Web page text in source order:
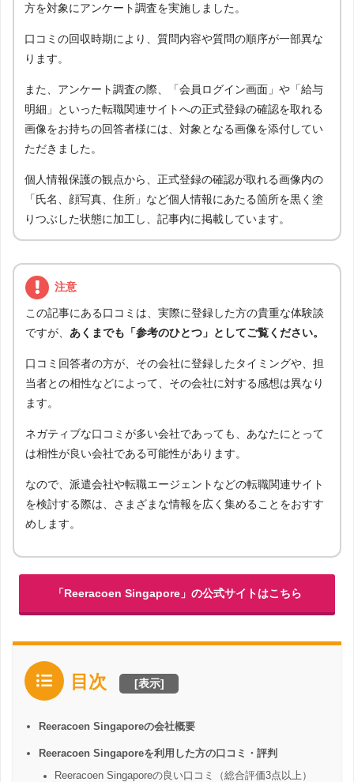
方を対象にアンケート調査を実施しました。
口コミの回収時期により、質問内容や質問の順序が一部異な
ります。
また、アンケート調査の際、「会員ログイン画面」や「給与
明細」といった転職関連サイトへの正式登録の確認を取れる
画像をお持ちの回答者様には、対象となる画像を添付してい
ただきました。
個人情報保護の観点から、正式登録の確認が取れる画像内の
「氏名、顔写真、住所」など個人情報にあたる箇所を黒く塗
りつぶした状態に加工し、記事内に掲載しています。
注意
この記事にある口コミは、実際に登録した方の貴重な体験談
ですが、 あくまでも「参考のひとつ」としてご覧ください。
口コミ回答者の方が、その会社に登録したタイミングや、担
当者との相性などによって、その会社に対する感想は異なり
ます。
ネガティブな口コミが多い会社であっても、あなたにとって
は相性が良い会社である可能性があります。
なので、派遣会社や転職エージェントなどの転職関連サイト
を検討する際は、さまざまな情報を広く集めることをおすす
めします。
「Reeracoen Singapore」の公式サイトはこちら
目次 [表示]
Reeracoen Singaporeの会社概要
Reeracoen Singaporeを利用した方の口コミ・評判
Reeracoen Singaporeの良い口コミ（総合評価3点以上）